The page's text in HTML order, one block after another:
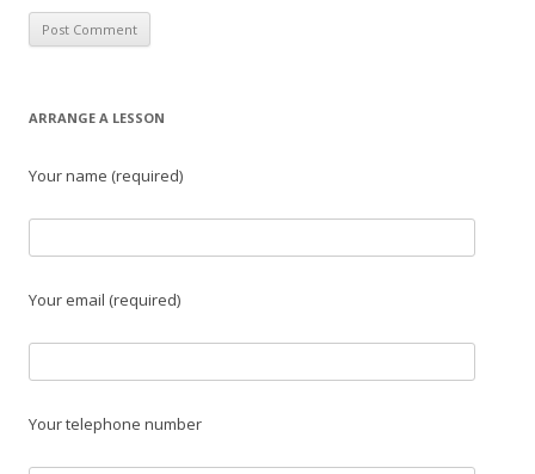
ARRANGE A LESSON
Your name (required)
Your email (required)
Your telephone number